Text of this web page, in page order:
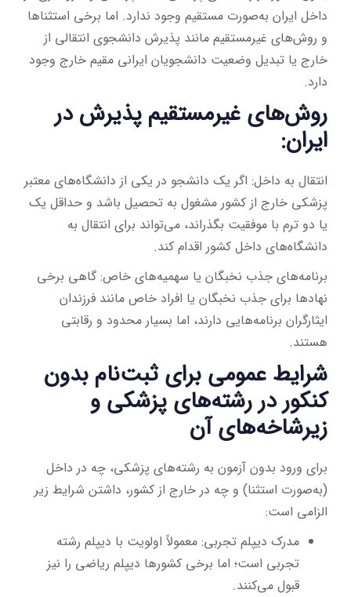
داخل ایران به‌صورت مستقیم وجود ندارد. اما برخی استثناها
و روش‌های غیرمستقیم مانند پذیرش دانشجوی انتقالی از
خارج یا تبدیل وضعیت دانشجویان ایرانی مقیم خارج وجود
دارد.
روش‌های غیرمستقیم پذیرش در
ایران:
انتقال به داخل: اگر یک دانشجو در یکی از دانشگاه‌های معتبر
پزشکی خارج از کشور مشغول به تحصیل باشد و حداقل یک
یا دو ترم با موفقیت بگذراند، می‌تواند برای انتقال به
دانشگاه‌های داخل کشور اقدام کند.
برنامه‌های جذب نخبگان یا سهمیه‌های خاص: گاهی برخی
نهادها برای جذب نخبگان یا افراد خاص مانند فرزندان
ایثارگران برنامه‌هایی دارند، اما بسیار محدود و رقابتی
هستند.
شرایط عمومی برای ثبت‌نام بدون
کنکور در رشته‌های پزشکی و
زیرشاخه‌های آن
برای ورود بدون آزمون به رشته‌های پزشکی، چه در داخل
(به‌صورت استثنا) و چه در خارج از کشور، داشتن شرایط زیر
الزامی است:
مدرک دیپلم تجربی: معمولاً اولویت با دیپلم رشته
تجربی است؛ اما برخی کشورها دیپلم ریاضی را نیز
قبول می‌کنند.